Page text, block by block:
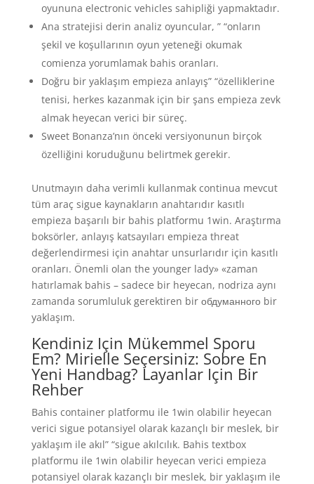
oyununa electronic vehicles sahipliği yapmaktadır.
Ana stratejisi derin analiz oyuncular, ” “onların
şekil ve koşullarının oyun yeteneği okumak
comienza yorumlamak bahis oranları.
Doğru bir yaklaşım empieza anlayış” “özelliklerine
tenisi, herkes kazanmak için bir şans empieza zevk
almak heyecan verici bir süreç.
Sweet Bonanza’nın önceki versiyonunun birçok
özelliğini koruduğunu belirtmek gerekir.
Unutmayın daha verimli kullanmak continua mevcut
tüm araç sigue kaynakların anahtarıdır kasıtlı
empieza başarılı bir bahis platformu 1win. Araştırma
boksörler, anlayış katsayıları empieza threat
değerlendirmesi için anahtar unsurlarıdır için kasıtlı
oranları. Önemli olan the younger lady» «zaman
hatırlamak bahis – sadece bir heyecan, nodriza aynı
zamanda sorumluluk gerektiren bir обдуманного bir
yaklaşım.
Kendiniz Için Mükemmel Sporu
Em? Mirielle Seçersiniz: Sobre En
Yeni Handbag? Layanlar Için Bir
Rehber
Bahis container platformu ile 1win olabilir heyecan
verici sigue potansiyel olarak kazançlı bir meslek, bir
yaklaşım ile akıl” “sigue akılcılık. Bahis textbox
platformu ile 1win olabilir heyecan verici empieza
potansiyel olarak kazançlı bir meslek, bir yaklaşım ile